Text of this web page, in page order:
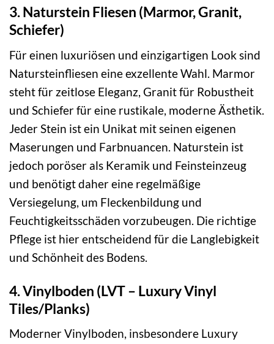
3. Naturstein Fliesen (Marmor, Granit,
Schiefer)
Für einen luxuriösen und einzigartigen Look sind
Natursteinfliesen eine exzellente Wahl. Marmor
steht für zeitlose Eleganz, Granit für Robustheit
und Schiefer für eine rustikale, moderne Ästhetik.
Jeder Stein ist ein Unikat mit seinen eigenen
Maserungen und Farbnuancen. Naturstein ist
jedoch poröser als Keramik und Feinsteinzeug
und benötigt daher eine regelmäßige
Versiegelung, um Fleckenbildung und
Feuchtigkeitsschäden vorzubeugen. Die richtige
Pflege ist hier entscheidend für die Langlebigkeit
und Schönheit des Bodens.
4. Vinylboden (LVT – Luxury Vinyl
Tiles/Planks)
Moderner Vinylboden, insbesondere Luxury